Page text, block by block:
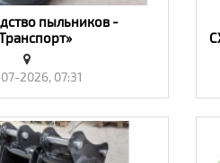
пыльников -
2026, 07:31